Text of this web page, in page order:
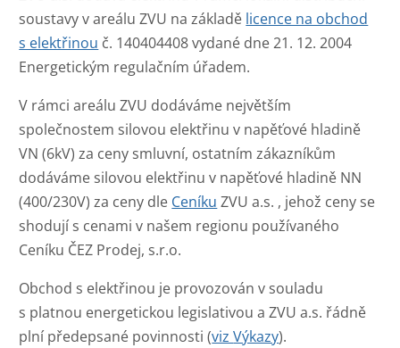
soustavy v areálu ZVU na základě licence na obchod
s elektřinou č. 140404408 vydané dne 21. 12. 2004
Energetickým regulačním úřadem.
V rámci areálu ZVU dodáváme největším
společnostem silovou elektřinu v napěťové hladině
VN (6kV) za ceny smluvní, ostatním zákazníkům
dodáváme silovou elektřinu v napěťové hladině NN
(400/230V) za ceny dle Ceníku ZVU a.s. , jehož ceny se
shodují s cenami v našem regionu používaného
Ceníku ČEZ Prodej, s.r.o.
Obchod s elektřinou je provozován v souladu
s platnou energetickou legislativou a ZVU a.s. řádně
plní předepsané povinnosti (vizVýkazy).